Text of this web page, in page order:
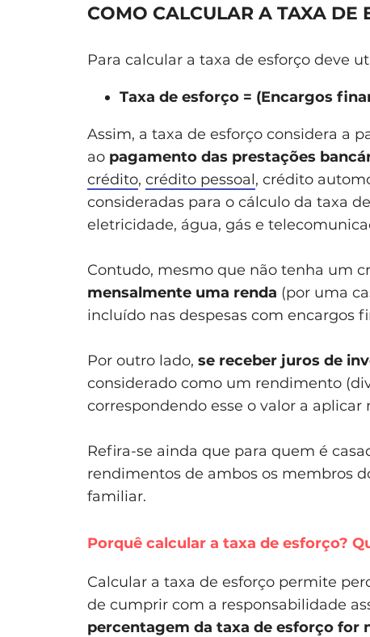
COMO CALCULAR A TAXA DE
Para calcular a taxa de esforço deve
Taxa de esforço = (Encargos
Assim, a taxa de esforço considera a
ao pagamento das prestações
crédito, crédito pessoal, crédito
consideradas para o cálculo da taxa
eletricidade, água, gás e
Contudo, mesmo que não tenha um
mensalmente uma renda (por uma
incluído nas despesas com encargos
Por outro lado, se receber juros de
considerado como um rendimento
correspondendo esse o valor a
Refira-se ainda que para quem é
rendimentos de ambos os membros
familiar.
Porquê calcular a taxa de esforço?
Calcular a taxa de esforço permite
de cumprir com a responsabilidade
percentagem da taxa de esforço for